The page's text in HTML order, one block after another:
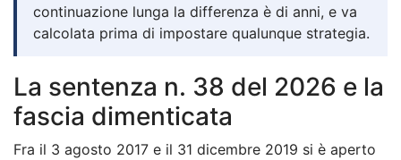
continuazione lunga la differenza è di anni, e va
calcolata prima di impostare qualunque strategia.
La sentenza n. 38 del 2026 e la
fascia dimenticata
Fra il 3 agosto 2017 e il 31 dicembre 2019 si è aperto